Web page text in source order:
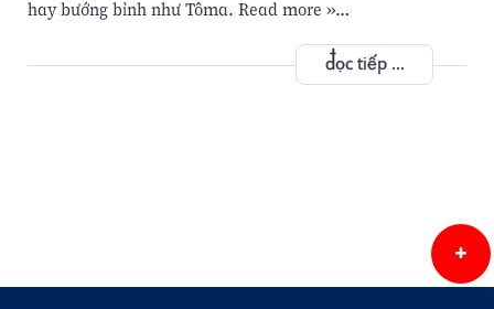
hay bướng bỉnh như Tôma. Read more »…
đọc tiếp ...